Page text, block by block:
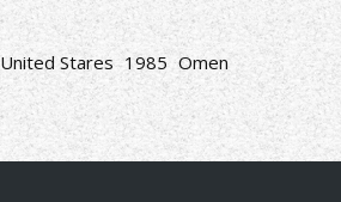
United Stares 1985 Omen